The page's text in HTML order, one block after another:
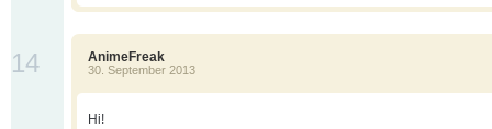
AnimeFreak
30. September 2013
14
Hi!